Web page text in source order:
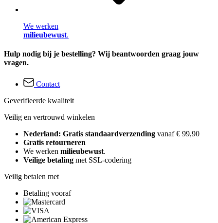
We werken
milieubewust.
Hulp nodig bij je bestelling? Wij beantwoorden graag jouw
vragen.
Contact
Geverifieerde kwaliteit
Veilig en vertrouwd winkelen
Nederland: Gratis standaardverzending vanaf € 99,90
Gratis retourneren
We werken milieubewust.
Veilige betaling met SSL-codering
Veilig betalen met
Betaling vooraf